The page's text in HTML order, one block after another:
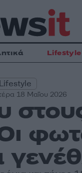
Lifestyle
Lifestyle
18 Μαΐου 2026